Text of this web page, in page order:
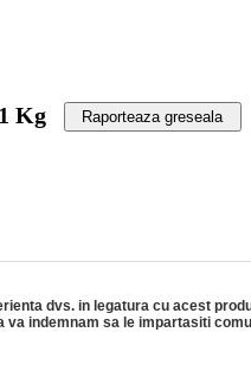
Kg Raporteaza greseala
dvs. in legatura cu acest
va indemnam sa le impartasiti